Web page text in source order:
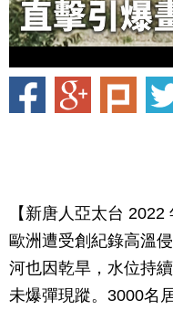
【新唐人亞太台
歐洲遭受創紀錄高溫
河也因乾旱，水位持
未爆彈現蹤。3000名